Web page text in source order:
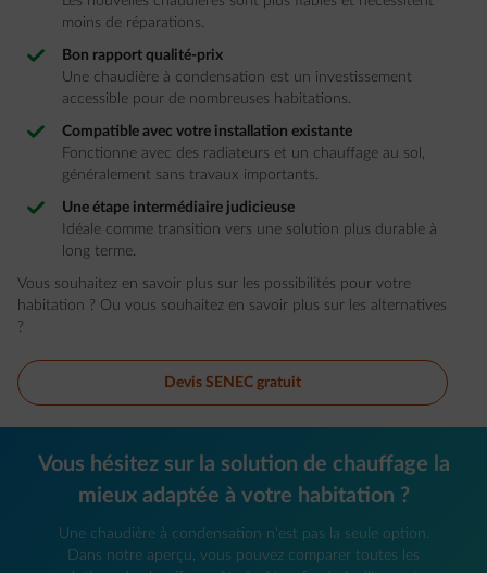
moins de réparations.
Bon rapport qualité-prix
Une chaudière à condensation est un investissement
accessible pour de nombreuses habitations.
Compatible avec votre installation existante
Fonctionne avec des radiateurs et un chauffage au sol,
généralement sans travaux importants.
Une étape intermédiaire judicieuse
Idéale comme transition vers une solution plus durable à
long terme.
Vous souhaitez en savoir plus sur les possibilités pour votre
habitation ? Ou vous souhaitez en savoir plus sur les alternatives
?
Devis SENEC gratuit
Vous hésitez sur la solution de chauffage la
mieux adaptée à votre habitation ?
Une chaudière à condensation n'est pas la seule option.
Dans notre aperçu, vous pouvez comparer toutes les